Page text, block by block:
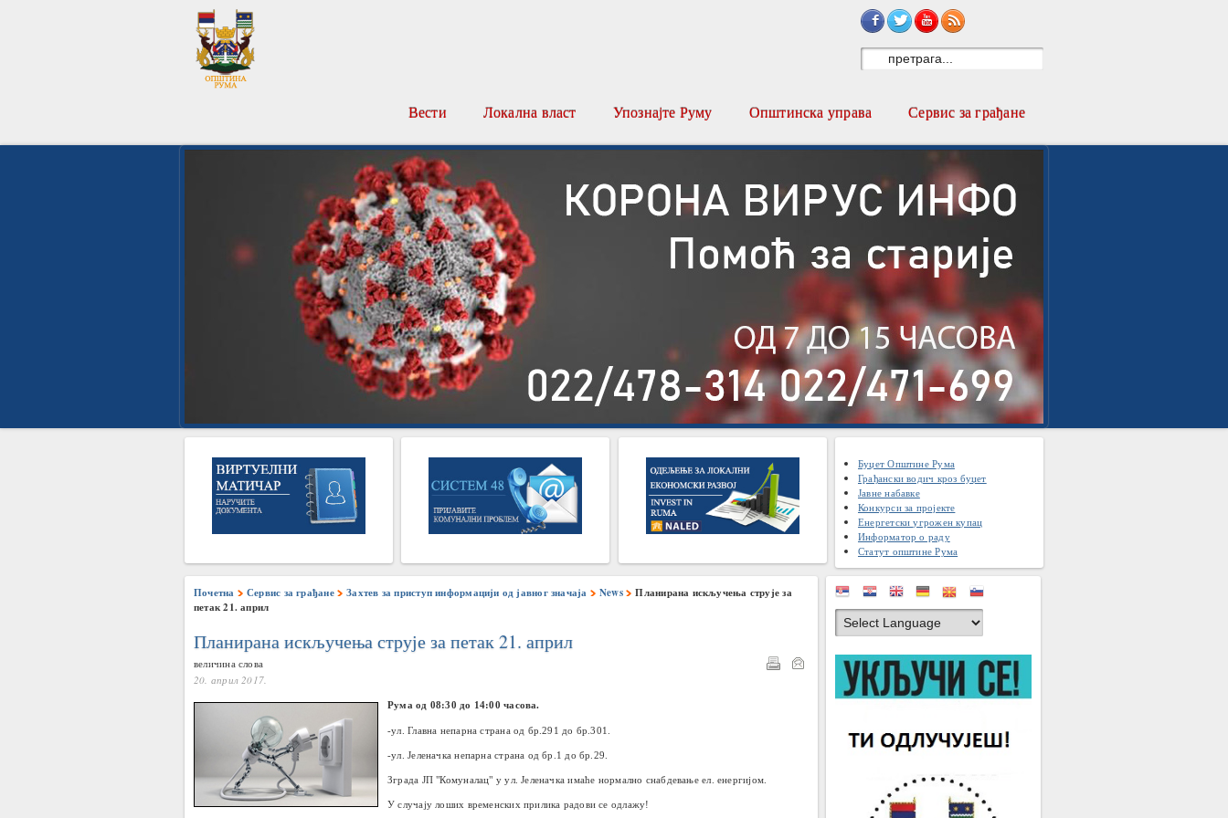
Sign in with Facebook
Sign in with Twitter
Subscribe on YouTube
Вести Локална власт Упознајте Руму Општинска управа Сервис за грађане
Буџет Општине Рума
Грађански водич кроз буџет
Јавне набавке
Конкурси за пројекте
Енергетски угрожен купац
Информатор о раду
Статут општине Рума
Почетна Сервис за грађане Захтев за приступ информацији од јавног значаја News
Планирана искључења струје за
петак 21. април
Планирана искључења струје за петак 21. април
величина слова
20. април 2017.
Рума од 08:30 до 14:00 часова.
-ул. Главна непарна страна од бр.291 до бр.301.
-ул. Јеленачка непарна страна од бр.1 до бр.29.
Зграда ЈП "Комуналац" у ул. Јеленачка имаће нормално снабдевање ел. енергијом.
Услучају лоших временских прилика радови се одлажу!